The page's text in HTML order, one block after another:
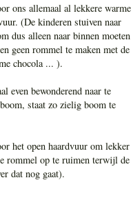
ons allemaal al lekkere warme
(De kinderen stuiven naar
dus alleen naar binnen moeten
geen rommel te maken met de
chocola ... ).
even bewonderend naar te
staat zo zielig boom te
het open haardvuur om lekker
rommel op te ruimen terwijl de
dat nog gaat).